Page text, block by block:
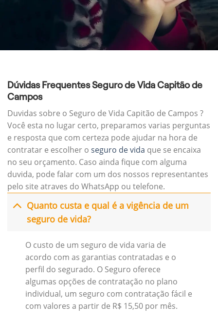
Dúvidas Frequentes Seguro de Vida Capitão de
Campos
Duvidas sobre o Seguro de Vida Capitão de Campos ?
Você esta no lugar certo, preparamos varias perguntas
e resposta que com certeza pode ajudar na hora de
contratar e escolher o seguro de vida que se encaixa
no seu orçamento. Caso ainda fique com alguma
duvida, pode falar com um dos nossos representantes
pelo site atraves do WhatsApp ou telefone.
Quanto custa e qual é a vigência de um
seguro de vida?
O custo de um seguro de vida varia de
acordo com as garantias contratadas e o
perfil do segurado. O Seguro oferece
algumas opções de contratação no plano
individual, um seguro com contratação fácil e
com valores a partir de R$ 15,50 por mês.